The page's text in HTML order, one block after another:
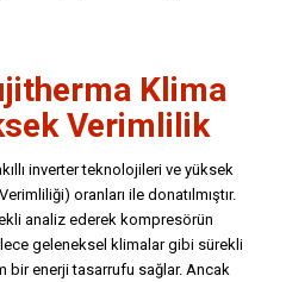
Klima
Verimlilik
inverter teknolojileri ve yüksek
oranları ile donatılmıştır.
analiz ederek kompresörün
geleneksel klimalar gibi sürekli
bir enerji tasarrufu sağlar. Ancak